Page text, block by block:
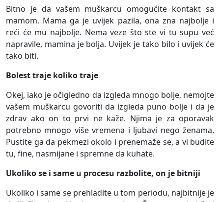
Bitno je da vašem muškarcu omogućite kontakt sa
mamom. Mama ga je uvijek pazila, ona zna najbolje i
reći će mu najbolje. Nema veze što ste vi tu supu već
napravile, mamina je bolja. Uvijek je tako bilo i uvijek će
tako biti.
Bolest traje koliko traje
Okej, iako je očigledno da izgleda mnogo bolje, nemojte
vašem muškarcu govoriti da izgleda puno bolje i da je
zdrav ako on to prvi ne kaže. Njima je za oporavak
potrebno mnogo više vremena i ljubavi nego ženama.
Pustite ga da pekmezi okolo i prenemaže se, a vi budite
tu, fine, nasmijane i spremne da kuhate.
Ukoliko se i same u procesu razbolite, on je bitniji
Ukoliko i same se prehladite u tom periodu, najbitnije je